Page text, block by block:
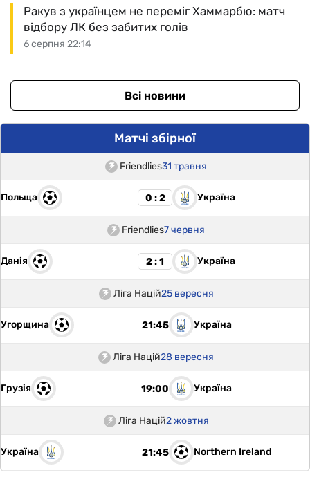
6 серпня 22:14
Ракув з українцем не переміг Хаммарбю: матч
відбору ЛК без забитих голів
Всі новини
Матчі збірної
Friendlies31 травня
Польща 0 : 2 Україна
Friendlies7 червня
Данія 2 : 1 Україна
Ліга Націй25 вересня
Угорщина 21:45 Україна
Ліга Націй28 вересня
Грузія 19:00 Україна
Ліга Націй2 жовтня
Україна 21:45 Northern Ireland